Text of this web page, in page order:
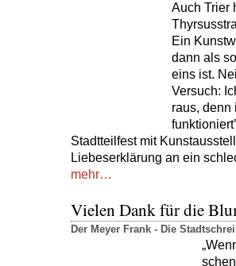
Auch Trier
Ein
dann als
eins ist.
Versuch:
raus, denn
Stadtteilfest mit
Liebeserklärung an ein
mehr…
Vielen Dank für die
Der Meyer Frank - Die